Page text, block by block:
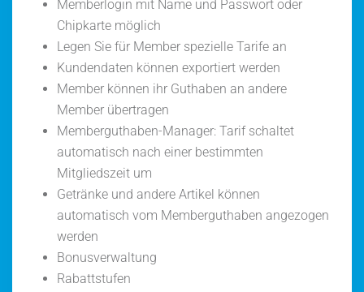
Memberlogin mit Name und Passwort oder
Chipkarte möglich
Legen Sie für Member spezielle Tarife an
Kundendaten können exportiert werden
Member können ihr Guthaben an andere
Member übertragen
Memberguthaben-Manager: Tarif schaltet
automatisch nach einer bestimmten
Mitgliedszeit um
Getränke und andere Artikel können
automatisch vom Memberguthaben angezogen
werden
Bonusverwaltung
Rabattstufen